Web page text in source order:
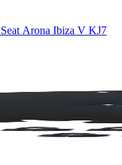
Arona Ibiza V KJ7